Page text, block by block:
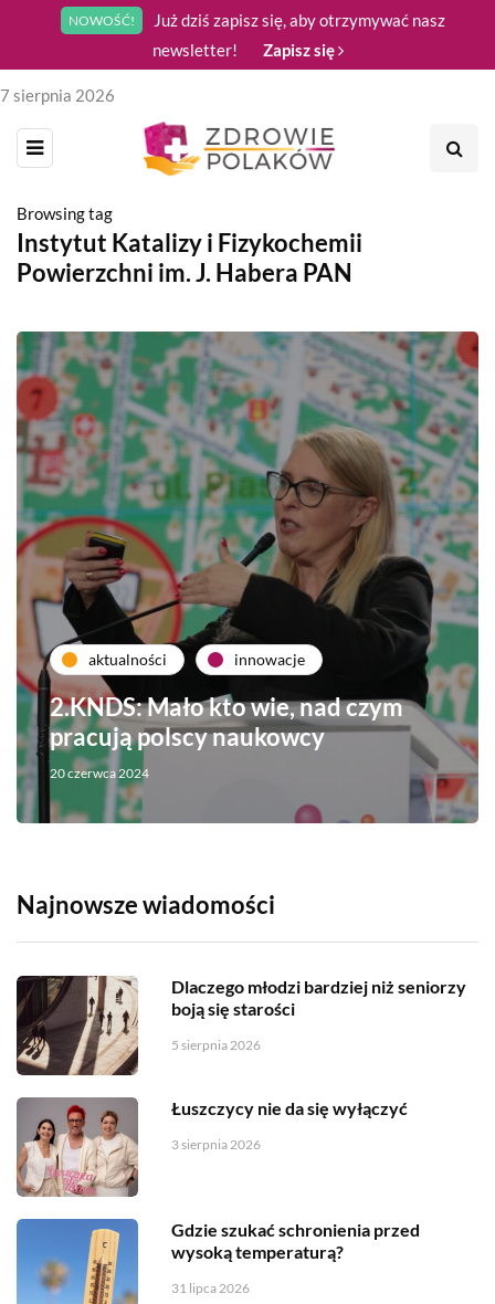
NOWOŚĆ!
Już dziś zapisz się, aby otrzymywać nasz
newsletter!
Zapisz się
7 sierpnia 2026
Browsing tag
Instytut Katalizy i Fizykochemii
Powierzchni im. J. Habera PAN
aktualności innowacje
2.KNDS: Mało kto wie, nad czym
pracują polscy naukowcy
20 czerwca 2024
Najnowsze wiadomości
Dlaczego młodzi bardziej niż seniorzy
boją się starości
5 sierpnia 2026
Łuszczycy nie da się wyłączyć
3 sierpnia 2026
Gdzie szukać schronienia przed
wysoką temperaturą?
31 lipca 2026